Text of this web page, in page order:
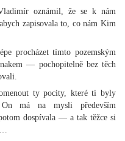
oznámil, že se k nám
zapisovala to, co nám Kim
procházet tímto pozemským
— pochopitelně bez těch
ty pocity, které ti byly
má na mysli především
dospívala — a tak těžce si